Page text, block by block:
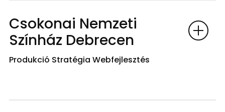
Csokonai Nemzeti
Színház Debrecen
Produkció Stratégia Webfejlesztés